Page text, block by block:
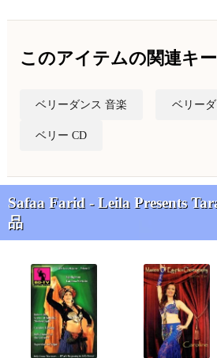
このアイテムの関連キ
ベリーダンス 音楽 ベリー
ベリー CD
Safaa Farid - Leila Presents
品